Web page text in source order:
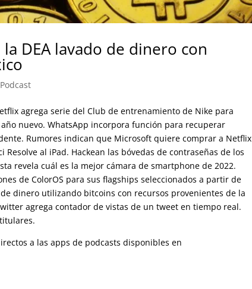
DEA lavado de dinero con
Podcast
agrega serie del Club de entrenamiento de Nike para
nuevo. WhatsApp incorpora función para recuperar
Rumores indican que Microsoft quiere comprar a Netflix
Resolve al iPad. Hackean las bóvedas de contraseñas de los
revela cuál es la mejor cámara de smartphone de 2022.
de ColorOS para sus flagships seleccionados a partir de
de dinero utilizando bitcoins con recursos provenientes de la
agrega contador de vistas de un tweet en tiempo real.
a las apps de podcasts disponibles en